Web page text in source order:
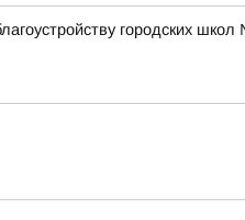
городских